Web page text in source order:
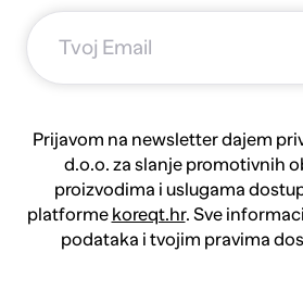
Prijavom na newsletter dajem
d.o.o. za slanje promotivnih
proizvodima i uslugama
platforme koreqt.hr. Sve
podataka i tvojim pravima